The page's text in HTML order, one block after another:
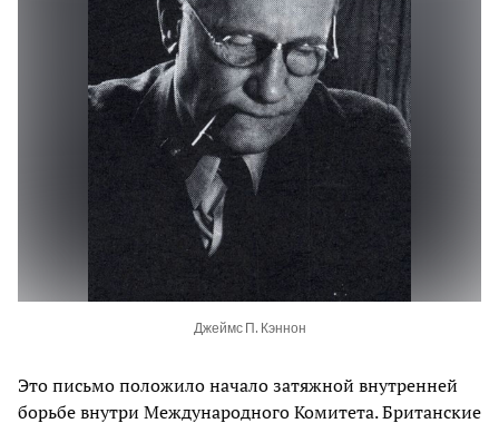
Джеймс П. Кэннон
Это письмо положило начало затяжной внутренней
борьбе внутри Международного Комитета. Британские